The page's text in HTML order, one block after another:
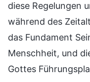
diese Regelungen
während des
das Fundament
Menschheit, und
Gottes